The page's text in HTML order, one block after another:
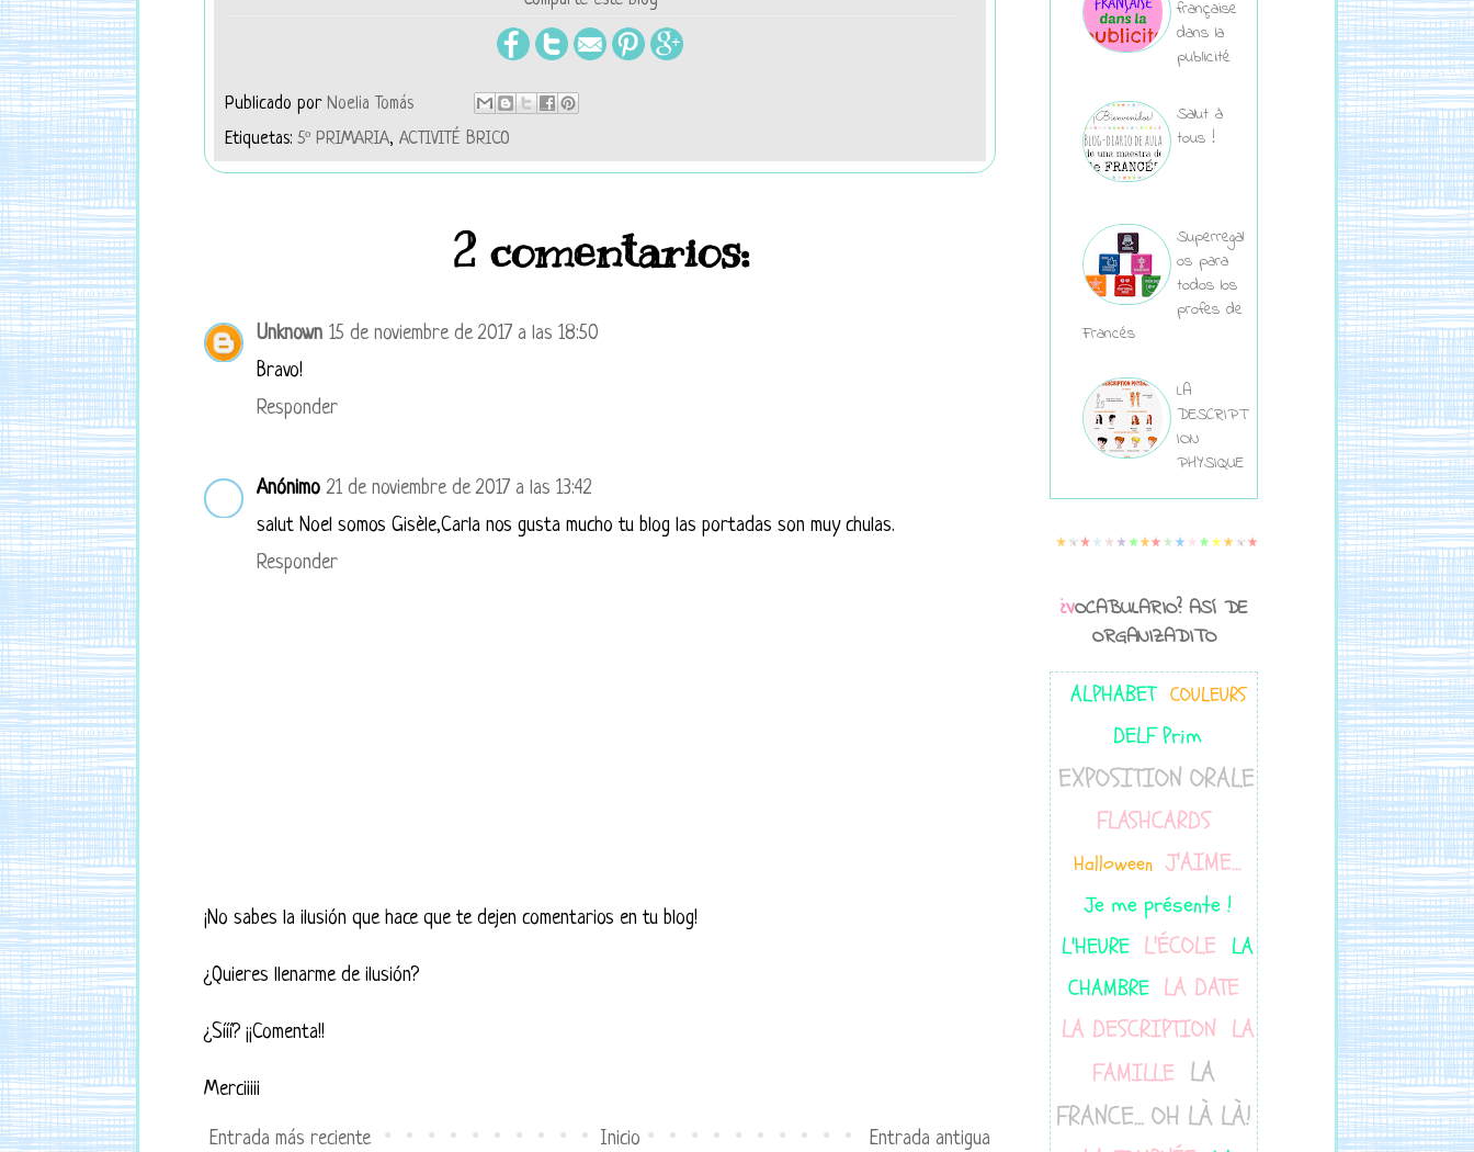
Publicado por Noelia Tomás
Etiquetas: 5º PRIMARIA, ACTIVITÉ BRICO
2 comentarios:
Unknown 15 de noviembre de 2017 a las 18:50
Bravo!
Responder
Anónimo 21 de noviembre de 2017 a las 13:42
salut Noel somos Gisèle,Carla nos gusta mucho tu blog las portadas son muy chulas.
Responder
¡No sabes la ilusión que hace que te dejen comentarios en tu blog!
¿Quieres llenarme de ilusión?
¿Sííí? ¡¡Comenta!!
Merciiiii
Entrada más reciente Entrada antigua
Inicio
française
dans la
publicité
Salut à
tous !
Superregal
os para
todos los
profes de
Francés
LA
DESCRIPT
ION
PHYSIQUE
¿VOCABULARIO? ASÍ DE
ORGANIZADITO
ALPHABET COULEURS
DELF Prim
EXPOSITION ORALE
FLASHCARDS
Halloween J'AIME...
Je me présente !
L'HEURE L'ÉCOLE LA
CHAMBRE LA DATE
LA DESCRIPTION LA
FAMILLE LA
FRANCE... OH LÀ LÀ!